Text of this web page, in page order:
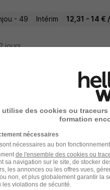
- 49 Intérim 12,31 - 14 €
jours
Methodes H/
Angers
- 49 CDI 26 000 - 30
jours
utilise des cookies ou
formation
nécessaires
nécessaires au bon
de l'ensemble des cookies ou
sa navigation sur le site, de stocker
les annonces ou les offres vues,
non, et plus globalement garantir la
violations de sécurité.